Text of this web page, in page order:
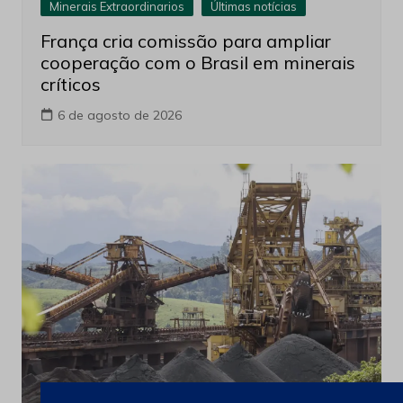
Minerais Extraordinarios Últimas notícias
França cria comissão para ampliar
cooperação com o Brasil em minerais
críticos
6 de agosto de 2026